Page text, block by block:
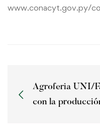
www.conacyt.gov.py/
Agroferia UNI/
con la